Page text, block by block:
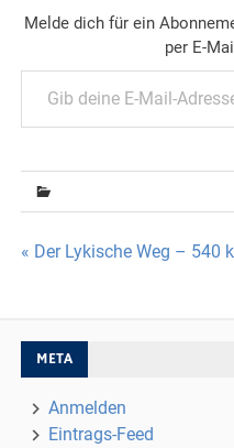
Melde dich für ein
per E-
Gib deine E-Mail-Adresse ein ...
« Der Lykische Weg – 540
META
Anmelden
Eintrags-Feed